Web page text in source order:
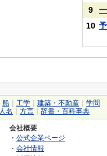
9
10
船 工学 建築・不動産
学問
人名 方言 辞書・百科事典
会社概要
・ 公式企業ページ
・ 会社情報